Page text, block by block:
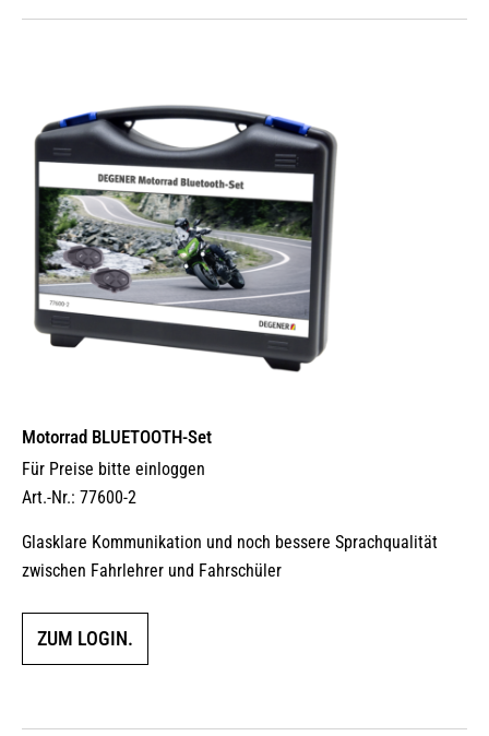
Motorrad BLUETOOTH-Set
Für Preise bitte einloggen
Art.-Nr.: 77600-2
Glasklare Kommunikation und noch bessere Sprachqualität
zwischen Fahrlehrer und Fahrschüler
ZUM LOGIN.